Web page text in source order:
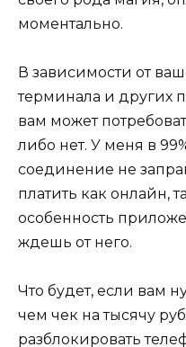
моментально.
В зависимости от
терминала и других
вам может
либо нет. У меня в
соединение не
платить как онлайн,
особенность
ждешь от него.
Что будет, если вам
чем чек на тысячу
разблокировать